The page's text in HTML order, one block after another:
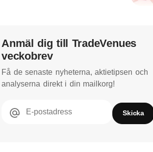
Anmäl dig till TradeVenues
veckobrev
Få de senaste nyheterna, aktietipsen och
analyserna direkt i din mailkorg!
E-postadress Skicka